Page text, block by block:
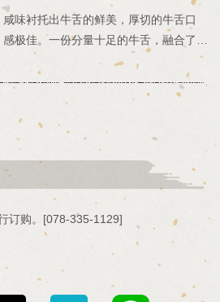
咸味衬托出牛舌的鲜美，厚切的牛舌口
感极佳。一份分量十足的牛舌，融合了两种截然不同的风味。这款豪华便当盒里装满了牛舌，让您可以同时享受到薄片和厚片的美味。*配菜可能会根据食材供应情况和季节而有所变化。
订购。[078-335-1129]